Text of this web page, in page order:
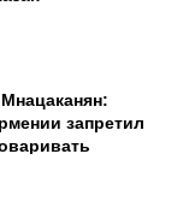
запретил